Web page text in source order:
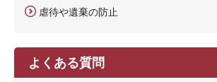
虐待や遺棄の防止
よくある質問